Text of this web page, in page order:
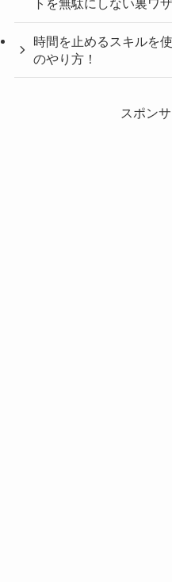
トを無駄にしない裏ワ
時間を止めるスキルを
のやり方！
スポン